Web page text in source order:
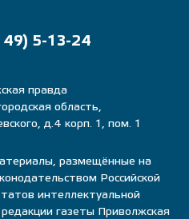
5-13-24
правда
область,
д.4 корп. 1, пом. 1
размещённые на
Российской
интеллектуальной
газеты Приволжская